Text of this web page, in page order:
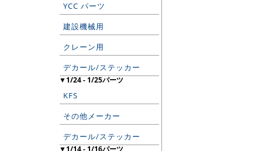
YCC パーツ
建設機械用
クレーン用
デカール/ステッカー
▼1/24 - 1/25パーツ
KFS
その他メーカー
デカール/ステッカー
▼1/14 - 1/16パーツ